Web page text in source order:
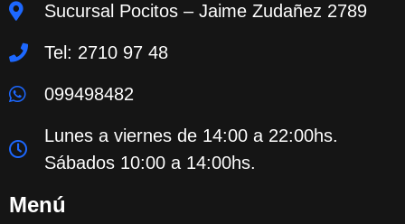
Sucursal Pocitos – Jaime Zudañez 2789
Tel: 2710 97 48
099498482
Lunes a viernes de 14:00 a 22:00hs.
Sábados 10:00 a 14:00hs.
Menú